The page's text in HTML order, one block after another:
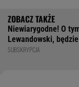
Niewiarygodne! O
Lewandowski,
SUBSKRYPCJA